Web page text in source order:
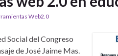
Web2.0
Social del Congreso
de José Jaime Mas.